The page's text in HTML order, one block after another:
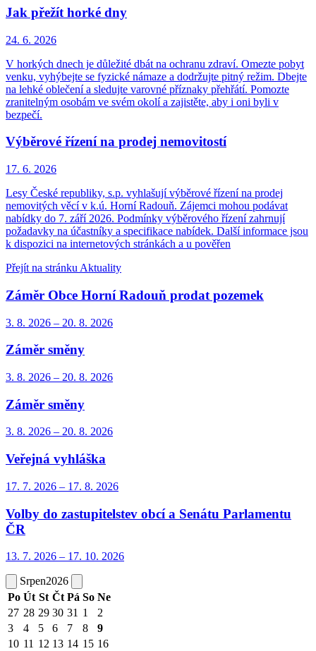
Jak přežít horké dny
24. 6. 2026
V horkých dnech je důležité dbát na ochranu zdraví. Omezte pobyt
venku, vyhýbejte se fyzické námaze a dodržujte pitný režim. Dbejte
na lehké oblečení a sledujte varovné příznaky přehřátí. Pomozte
zranitelným osobám ve svém okolí a zajistěte, aby i oni byli v
bezpečí.
Výběrové řízení na prodej nemovitostí
17. 6. 2026
Lesy České republiky, s.p. vyhlašují výběrové řízení na prodej
nemovitých věcí v k.ú. Horní Radouň. Zájemci mohou podávat
nabídky do 7. září 2026. Podmínky výběrového řízení zahrnují
požadavky na účastníky a specifikace nabídek. Další informace jsou
k dispozici na internetových stránkách a u pověřen
Přejít na stránku Aktuality
Záměr Obce Horní Radouň prodat pozemek
3. 8. 2026 – 20. 8. 2026
Záměr směny
3. 8. 2026 – 20. 8. 2026
Záměr směny
3. 8. 2026 – 20. 8. 2026
Veřejná vyhláška
17. 7. 2026 – 17. 8. 2026
Volby do zastupitelstev obcí a Senátu Parlamentu
ČR
13. 7. 2026 – 17. 10. 2026
Srpen2026
Po Út St Čt Pá So Ne
27 28 29 30 31 1
2
3
4 5 6 7 8
9
10 11 12 13 14 15 16